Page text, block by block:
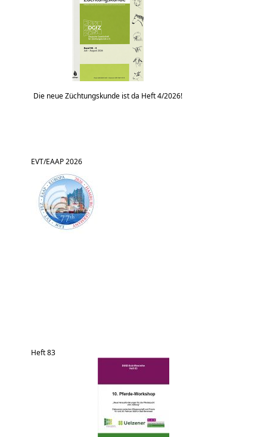
Die neue Züchtungskunde ist da Heft 4/2026!
EVT/EAAP 2026
Heft 83